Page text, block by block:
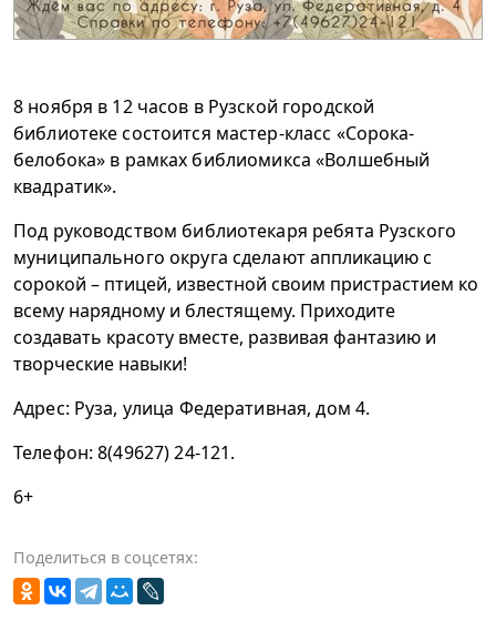
8 ноября в 12 часов в Рузской городской
библиотеке состоится мастер-класс «Сорока-
белобока» в рамках библиомикса «Волшебный
квадратик».
Под руководством библиотекаря ребята Рузского
муниципального округа сделаютаппликацию с
сорокой – птицей, известной своим пристрастием ко
всему нарядному и блестящему. Приходите
создавать красоту вместе, развивая фантазию и
творческие навыки!
Адрес: Руза, улица Федеративная, дом 4.
Телефон: 8(49627) 24-121.
6+
Поделиться в соцсетях: